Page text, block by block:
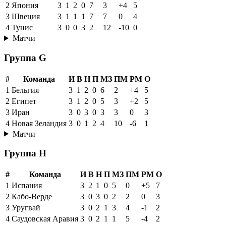
2 Япония 3 1 2 0 7 3 +4
5
3 Швеция 3 1 1 1 7 7 0
4
4 Тунис 3 0 0 3 2 12 -10 0
Матчи
Группа G
# Команда И В Н П МЗ ПМ РМ О
1 Бельгия 3 1 2 0 6 2 +4
5
2 Египет 3 1 2 0 5 3 +2
5
3 Иран 3 0 3 0 3 3 0
3
4 Новая Зеландия 3 0 1 2 4 10 -6
1
Матчи
Группа H
# Команда И В Н П МЗ ПМ РМ О
1 Испания 3 2 1 0 5 0 +5
7
2 Кабо-Верде 3 0 3 0 2 2 0
3
3 Уругвай 3 0 2 1 3 4 -1
2
4 Саудовская Аравия 3 0 2 1 1 5 -4
2